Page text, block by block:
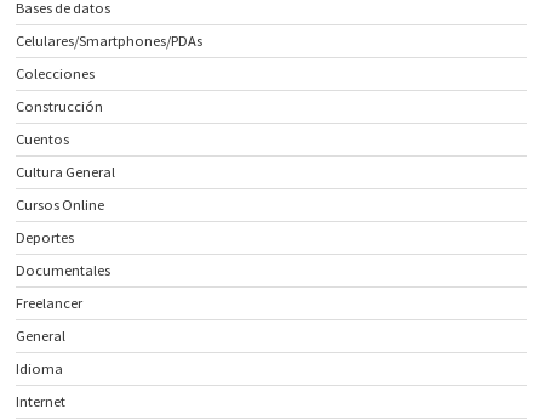
Bases de datos
Celulares/Smartphones/PDAs
Colecciones
Construcción
Cuentos
Cultura General
Cursos Online
Deportes
Documentales
Freelancer
General
Idioma
Internet